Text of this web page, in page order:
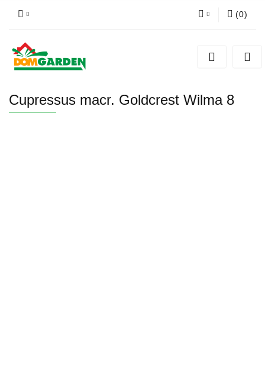
Zarejestruj się
Zgody cookies
(0)
Cupressus macr. Goldcrest Wilma 8